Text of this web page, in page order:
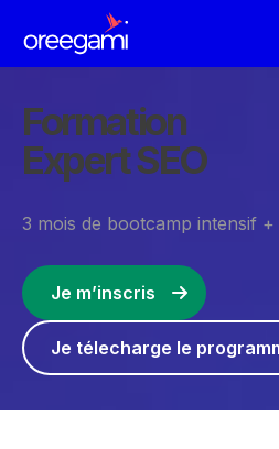
Formation
Expert SEO
3 mois de bootcamp intensif
Je m’inscris
Je télecharge le